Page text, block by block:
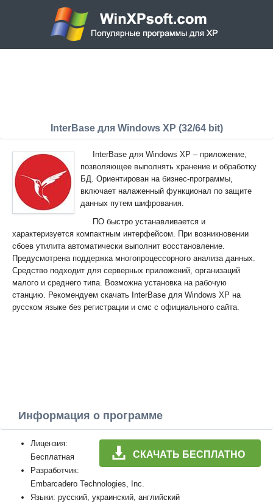
InterBase для Windows XP (32/64 bit)
InterBase для Windows XP – приложение,
позволяющее выполнять хранение и обработку
БД. Ориентирован на бизнес-программы,
включает налаженный функционал по защите
данных путем шифрования.
ПО быстро устанавливается и
характеризуется компактным интерфейсом. При возникновении
сбоев утилита автоматически выполнит восстановление.
Предусмотрена поддержка многопроцессорного анализа данных.
Средство подходит для серверных приложений, организаций
малого и среднего типа. Возможна установка на рабочую
станцию. Рекомендуем скачать InterBase для Windows XP на
русском языке без регистрации и смс с официального сайта.
Информация о программе
СКАЧАТЬ БЕСПЛАТНО
Лицензия:
Бесплатная
Разработчик:
Embarcadero Technologies, Inc.
Языки: русский, украинский, английский